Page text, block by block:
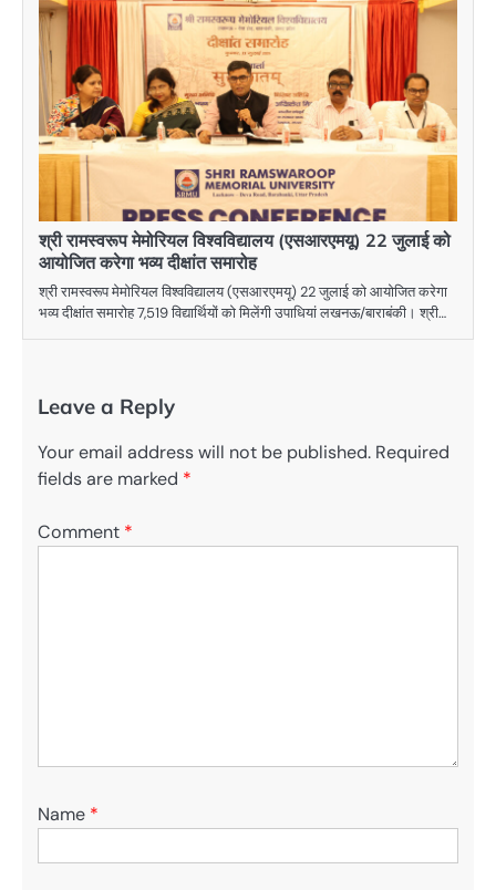
श्री रामस्वरूप मेमोरियल विश्वविद्यालय (एसआरएमयू) 22 जुलाई को
आयोजित करेगा भव्य दीक्षांत समारोह
श्री रामस्वरूप मेमोरियल विश्वविद्यालय (एसआरएमयू) 22 जुलाई को आयोजित करेगा
भव्य दीक्षांत समारोह 7,519 विद्यार्थियों को मिलेंगी उपाधियां लखनऊ/बाराबंकी। श्री…
Leave a Reply
Your email address will not be published. Required
fields are marked *
Comment *
Name *